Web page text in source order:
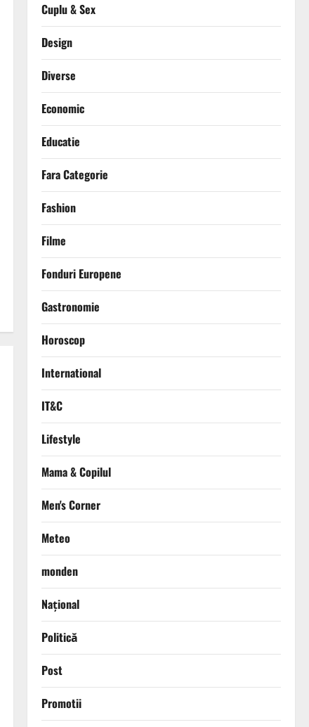
Cuplu & Sex
Design
Diverse
Economic
Educatie
Fara Categorie
Fashion
Filme
Fonduri Europene
Gastronomie
Horoscop
International
IT&C
Lifestyle
Mama & Copilul
Men's Corner
Meteo
monden
Național
Politică
Post
Promotii